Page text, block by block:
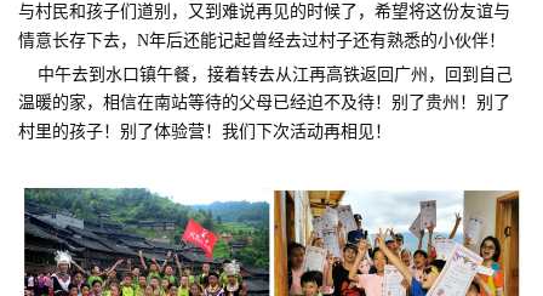
与村民和孩子们道别，又到难说再见的时候了，希望将这份友谊与
情意长存下去，N年后还能记起曾经去过村子还有熟悉的小伙伴！
中午去到水口镇午餐，接着转去从江再高铁返回广州，回到自己
温暖的家，相信在南站等待的父母已经迫不及待！ 别了贵州！别了
村里的孩子！别了体验营！我们下次活动再相见！